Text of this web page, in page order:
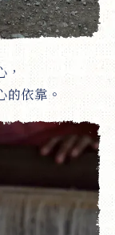
的依靠。